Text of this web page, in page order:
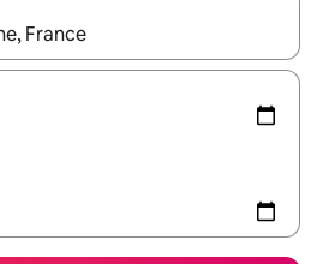
utilisez les flèches vers le